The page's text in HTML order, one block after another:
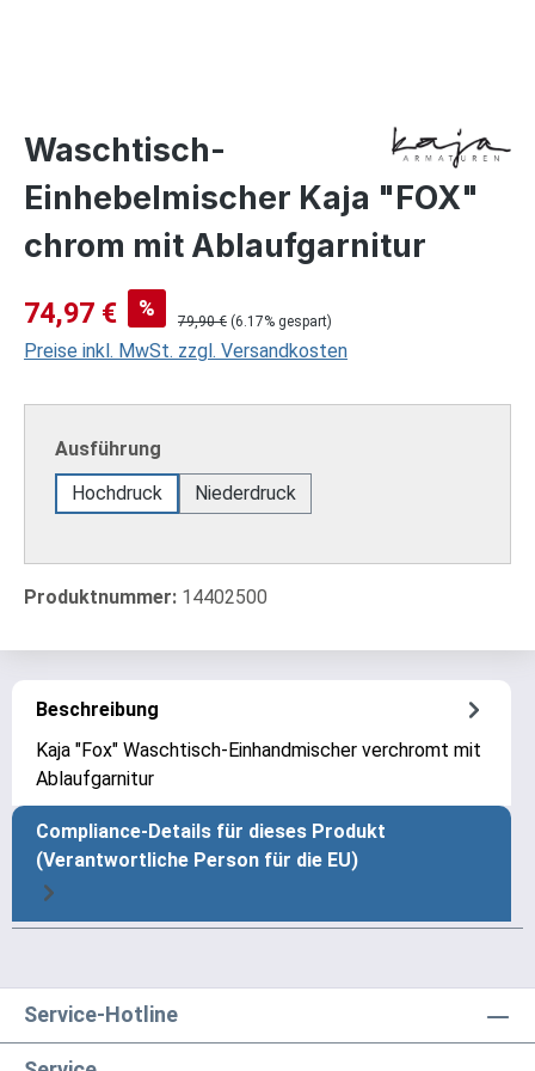
Waschtisch-
Einhebelmischer Kaja "FOX"
chrom mit Ablaufgarnitur
Verkaufspreis:
74,97 € % Regulärer Preis:
79,90 € (6.17% gespart)
Preise inkl. MwSt. zzgl. Versandkosten
Ausführung
Hochdruck
Niederdruck
Produktnummer: 14402500
Beschreibung
Kaja "Fox" Waschtisch-Einhandmischer verchromt mit
Ablaufgarnitur
Compliance-Details für dieses Produkt
(Verantwortliche Person für die EU)
Service-Hotline